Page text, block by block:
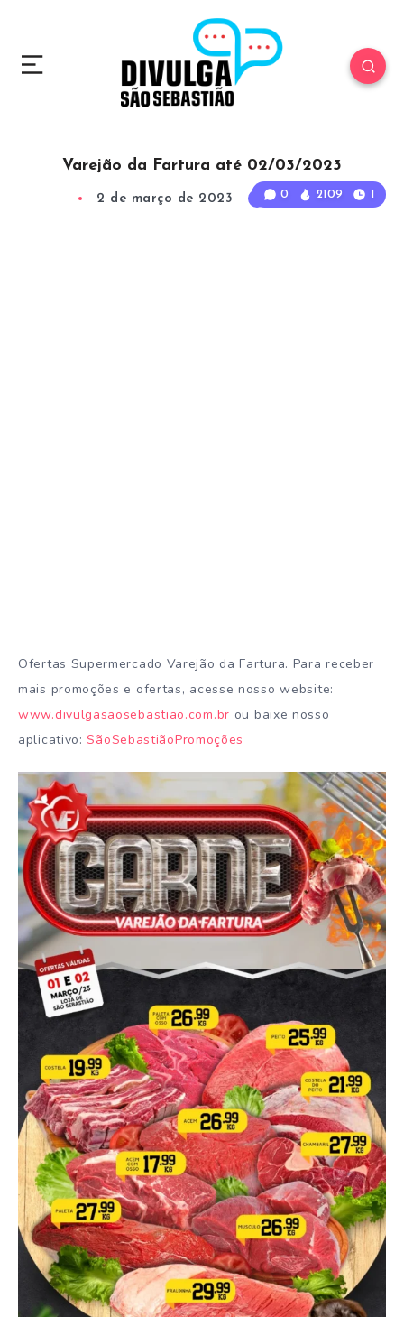
0 2109 1
Varejão da Fartura até 02/03/2023
2 de março de 2023 Min Read
Ofertas Supermercado Varejão da Fartura. Para receber
mais promoções e ofertas, acesse nosso website:
www.divulgasaosebastiao.com.br ou baixe nosso
aplicativo:SãoSebastiãoPromoções